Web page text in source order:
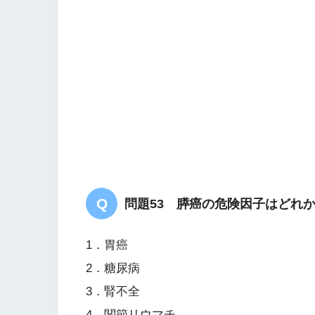
問題53 膵癌の危険因子はどれ
1．胃癌
2．糖尿病
3．腎不全